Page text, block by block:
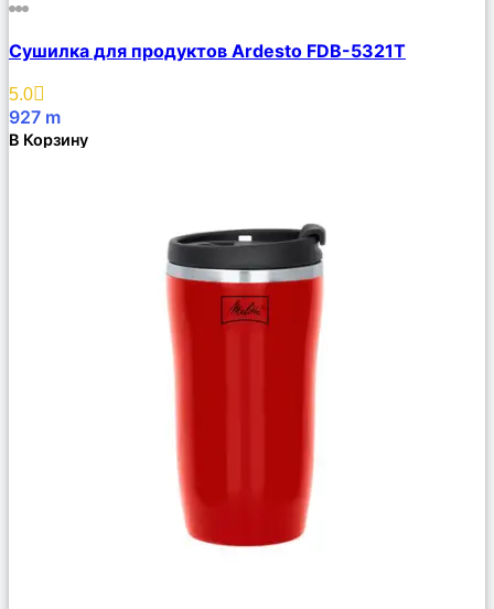
Описание
Избранное
Сушилка для продуктов Ardesto FDB-5321T
5.0
927 m
В Корзину